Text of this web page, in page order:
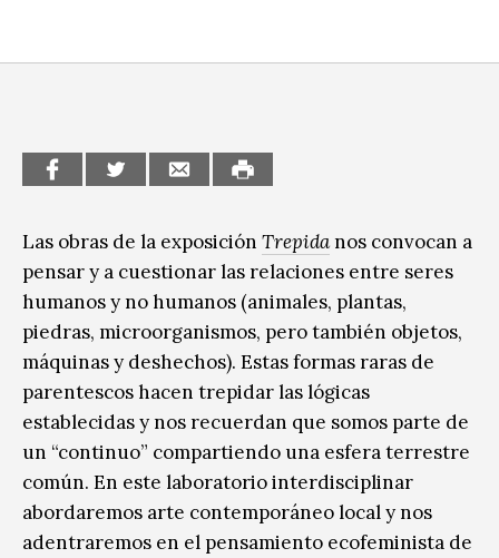
Música
Las obras de la exposición Trepidanos convocan a
pensar y a cuestionar las relaciones entre seres
humanos y no humanos (animales, plantas,
piedras, microorganismos, pero también objetos,
máquinas y deshechos). Estas formas raras de
parentescos hacen trepidar las lógicas
establecidas y nos recuerdan que somos parte de
un “continuo” compartiendo una esfera terrestre
común. En este laboratorio interdisciplinar
abordaremos arte contemporáneo local y nos
adentraremos en el pensamiento ecofeminista de